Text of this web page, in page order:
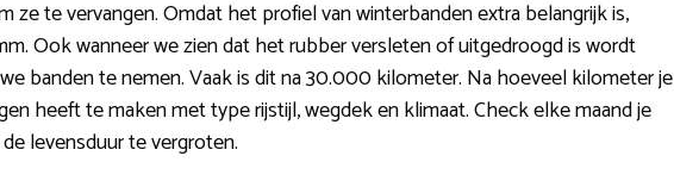
ze te vervangen. Omdat het profiel van winterbanden extra belangrijk is,
Ook wanneer we zien dat het rubber versleten of uitgedroogd is wordt
banden te nemen. Vaak is dit na 30.000 kilometer. Na hoeveel kilometer je
heeft te maken met type rijstijl, wegdek en klimaat. Check elke maand je
levensduur te vergroten.